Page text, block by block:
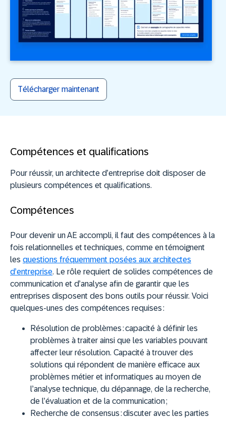
Télécharger maintenant
Compétences et qualifications
Pour réussir, un architecte d’entreprise doit disposer de
plusieurs compétences et qualifications.
Compétences
Pour devenir un AE accompli, il faut des compétences à la
fois relationnelles et techniques, comme en témoignent
les questions fréquemment posées aux architectes
d’entreprise. Le rôle requiert de solides compétences de
communication et d’analyse afin de garantir que les
entreprises disposent des bons outils pour réussir. Voici
quelques-unes des compétences requises :
Résolution de problèmes :capacité à définir les
problèmes à traiter ainsi que les variables pouvant
affecter leur résolution. Capacité à trouver des
solutions qui répondent de manière efficace aux
problèmes métier et informatiques au moyen de
l’analyse technique, du dépannage, de la recherche,
de l’évaluation et de la communication ;
Recherche de consensus :discuter avec les parties